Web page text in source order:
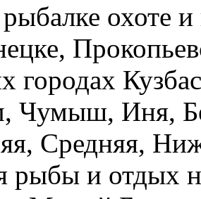
охоте
городах
Чумыш, Иня,
Средняя,
рыбы и отдых